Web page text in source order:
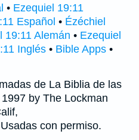
• Ezequiel 19:11
Español • Ézéchiel
19:11 Alemán • Ezequiel
Inglés • Bible Apps •
de La Biblia de las
by The Lockman
con permiso.